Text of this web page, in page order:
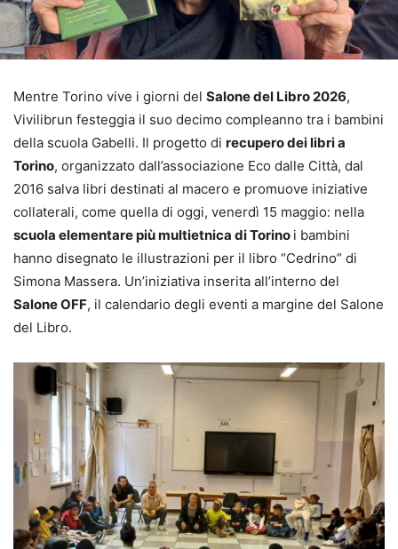
Mentre Torino vive i giorni del Salone del Libro 2026,
Vivilibrun festeggia il suo decimo compleanno tra i bambini
della scuola Gabelli. Il progetto di recupero dei libri a
Torino, organizzato dall’associazione Eco dalle Città, dal
2016 salva libri destinati al macero e promuove iniziative
collaterali, come quella di oggi, venerdì 15 maggio: nella
scuola elementare più multietnica di Torino i bambini
hanno disegnato le illustrazioni per il libro “Cedrino” di
Simona Massera. Un’iniziativa inserita all’interno del
Salone OFF, il calendario degli eventi a margine del Salone
del Libro.